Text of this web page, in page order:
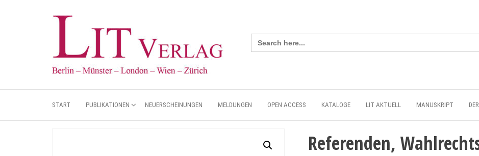
Search
for:
START PUBLIKATIONEN NEUERSCHEINUNGEN MELDUNGEN OPEN ACCESS KATALOGE LIT AKTUELL MANUSKRIPT
Referenden,